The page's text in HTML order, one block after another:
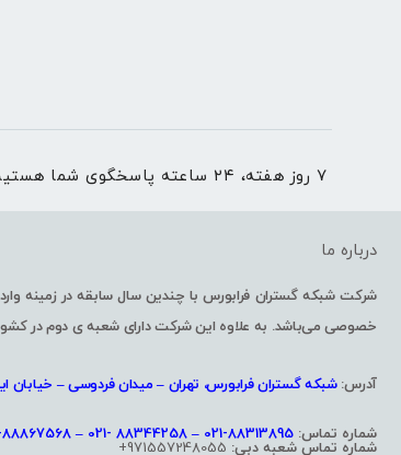
۷ روز هفته، ۲۴ ساعته پاسخگوی شما هستیم.
درباره ما
خصوصی می‌باشد. به علاوه این شرکت دارای شعبه ی دوم در
آدرس:شبکه گستران فرابورس، تهران – میدان فردوسی – خیابان
شماره تماس: 88313895-021 – 88344258 -021 – 88867568-021
شماره تماس شعبه دبی: